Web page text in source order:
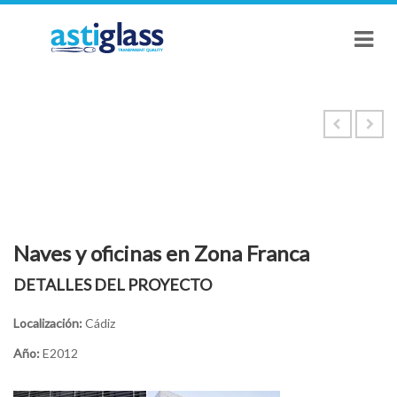
Naves y oficinas en Zona Franca
DETALLES DEL PROYECTO
Localización: Cádiz
Año: E2012